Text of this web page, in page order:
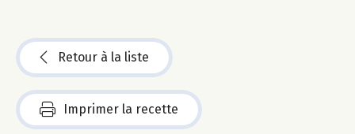
Retour à la liste
Imprimer la recette